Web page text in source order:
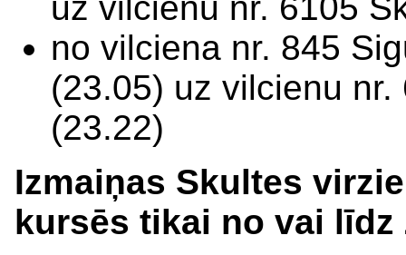
no vilciena nr. 845
(23.05) uz vilcienu
(23.22)
Izmaiņas Skultes
kursēs tikai no vai